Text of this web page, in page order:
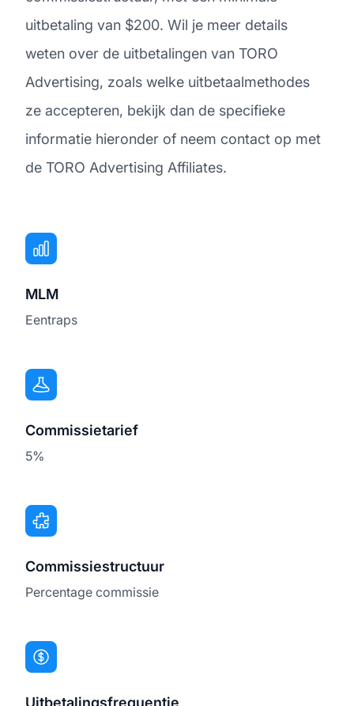
uitbetaling van $200. Wil je meer details
weten over de uitbetalingen van TORO
Advertising, zoals welke uitbetaalmethodes
ze accepteren, bekijk dan de specifieke
informatie hieronder of neem contact op met
de TORO Advertising Affiliates.
MLM
Eentraps
Commissietarief
5%
Commissiestructuur
Percentage commissie
Uitbetalingsfrequentie